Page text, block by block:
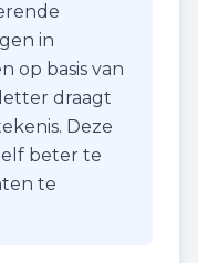
in
op basis van
draagt
Deze
beter te
te